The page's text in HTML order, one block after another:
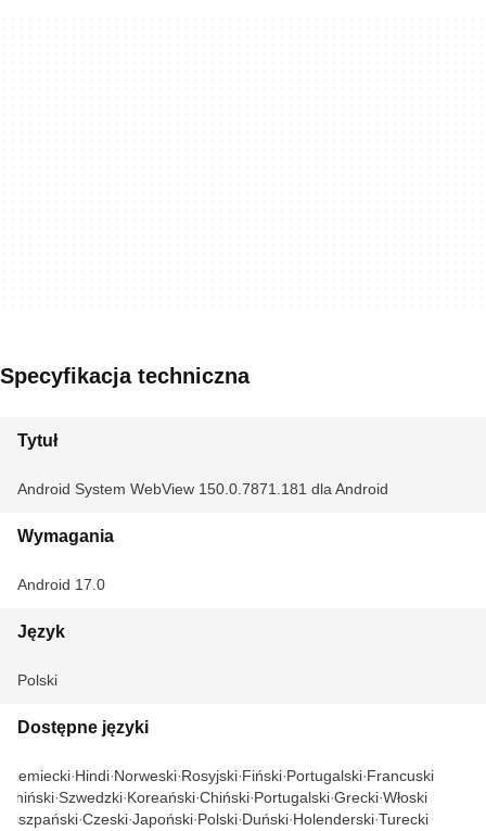
Specyfikacja techniczna
Tytuł
Android System WebView 150.0.7871.181 dla Android
Wymagania
Android 17.0
Język
Polski
Dostępne języki
Niemiecki Hindi Norweski Rosyjski Fiński Portugalski Francuski
Chiński Szwedzki Koreański Chiński Portugalski Grecki Włoski
Hiszpański Czeski Japoński Polski Duński Holenderski Turecki